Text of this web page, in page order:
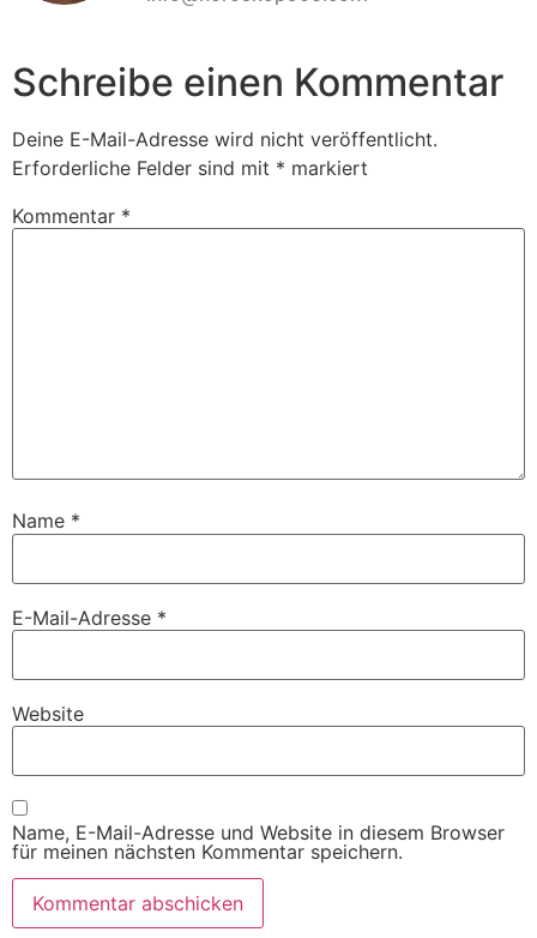
Schreibe einen Kommentar
Deine E-Mail-Adresse wird nicht veröffentlicht.
Erforderliche Felder sind mit * markiert
Kommentar *
Name *
E-Mail-Adresse *
Website
Name, E-Mail-Adresse und Website in diesem Browser
für meinen nächsten Kommentar speichern.